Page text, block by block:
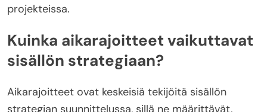
projekteissa.
Kuinka aikarajoitteet vaikuttavat
sisällön strategiaan?
Aikarajoitteet ovat keskeisiä tekijöitä sisällön
strategian suunnittelussa, sillä ne määrittävät,